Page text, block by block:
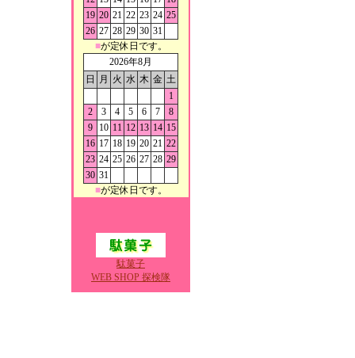
19 20 21 22 23 24 25
26 27 28 29 30 31
■が定休日です。
2026年8月
日
月 火 水 木 金 土
1
2
3 4 5 6 7
8
9
10 11 12 13 14 15
16 17 18 19 20 21 22
23 24 25 26 27 28 29
30 31
■が定休日です。
駄菓子
WEB SHOP 探検隊